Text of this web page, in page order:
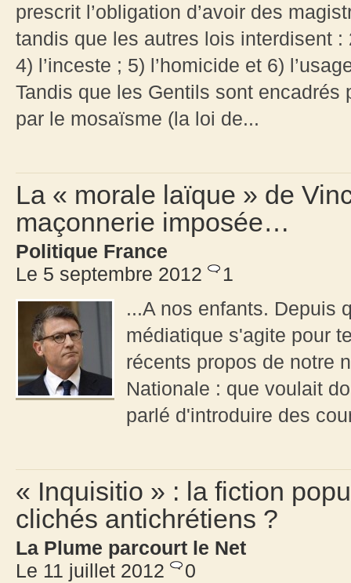
prescrit l’obligation d’avoir des
tandis que les autres lois interdisent
4) l’inceste ; 5) l’homicide et 6)
Tandis que les Gentils sont
par le mosaïsme (la loi de...
La « morale laïque » de
maçonnerie imposée…
Politique France
Le 5 septembre 2012
1
...A nos enfants. Depuis
médiatique s'agite pour
récents propos de notre
Nationale : que voulait
parlé d'introduire des
« Inquisitio » : la fiction
clichés antichrétiens ?
La Plume parcourt le Net
Le 11 juillet 2012
0